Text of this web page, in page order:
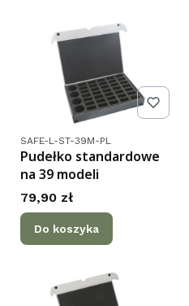
Kod produktu
SAFE-L-ST-39M-PL
Pudełko standardowe
na 39 modeli
Cena
79,90 zł
Do koszyka